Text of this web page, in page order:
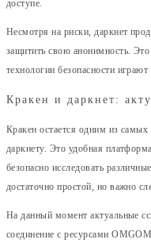
доступе.
Несмотря на риски, даркнет
защитить свою анонимность.
технологии безопасности
Кракен и даркнет:
Кракен остается одним из
даркнету. Это удобная
безопасно исследовать
достаточно простой, но важно
На данный момент актуальные
соединение с ресурсами